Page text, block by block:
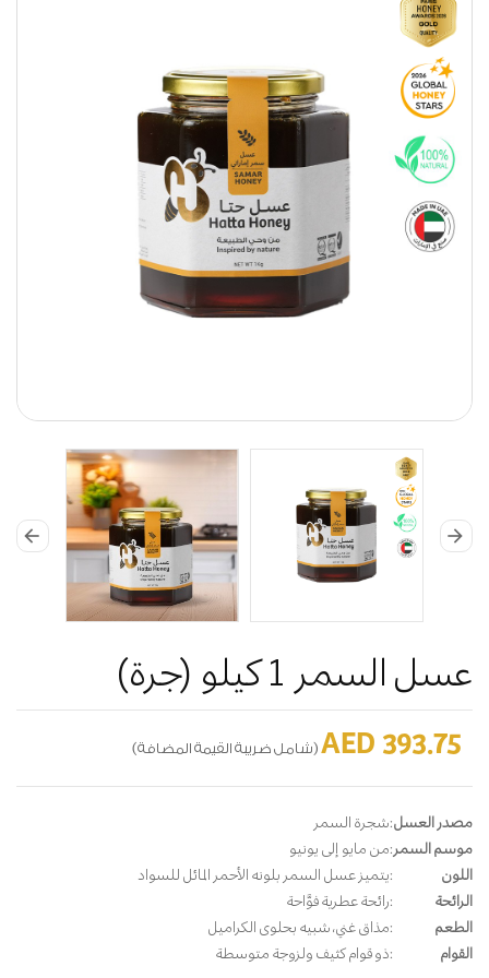
arrow_back arrow_forward
عسل السمر 1 كيلو (جرة)
AED 393.75 (شامل ضريبة القيمة المضافة)
مصدر العسل:شجرة السمر
موسم السمر:من مايو إلى يونيو
اللون
:يتميز عسل السمر بلونه الأحمر المائل للسواد
الرائحة
:رائحة عطرية فوَّاحة
الطعم
:مذاق غني، شبيه بحلوى الكراميل
القوام
:ذو قوام كثيف ولزوجة متوسطة